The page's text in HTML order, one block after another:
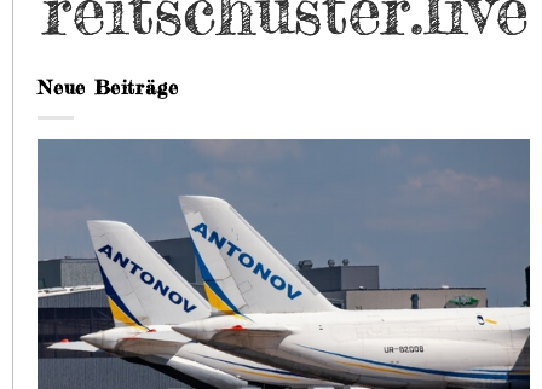
Neue Beiträge